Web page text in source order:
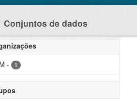
Conjuntos de dados
- 1